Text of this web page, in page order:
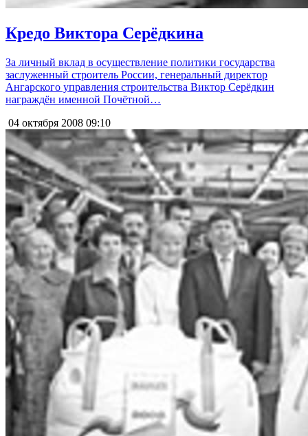
Кредо Виктора Серёдкина
За личный вклад в осуществление политики государства
заслуженный строитель России, генеральный директор
Ангарского управления строительства Виктор Серёдкин
награждён именной Почётной…
04 октября 2008 09:10